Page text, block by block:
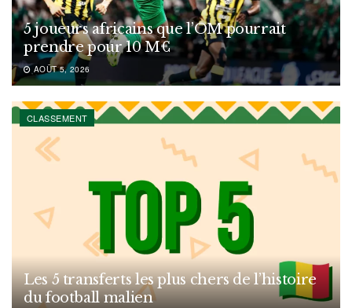
5 joueurs africains que l’OM pourrait
prendre pour 10 M€
AOÛT 5, 2026
CLASSEMENT
Les 5 transferts les plus chers de l’histoire
du football malien